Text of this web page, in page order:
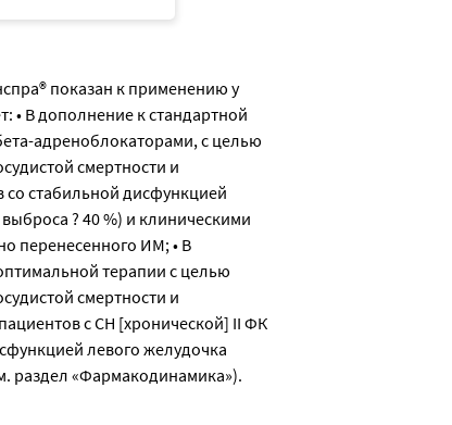
показан к применению у
• В дополнение к стандартной
адреноблокаторами, c целью
смертности и
со стабильной дисфункцией
? 40 %) и клиническими
перенесенного ИМ; • В
терапии с целью
смертности и
с СН [хронической] II ФК
левого желудочка
раздел «Фармакодинамика»).